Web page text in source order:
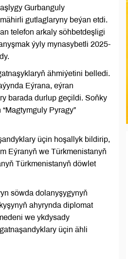
Gurbanguly
gutlaglaryny beýan etdi.
telefon arkaly söhbetdeşligi
ýyly mynasybetli 2025-
ähmiýetini belledi.
Eýrana, eýran
barada durlup geçildi. Soňky
Pyragy”
üçin hoşallyk bildirip,
Eýranyň we Türkmenistanyň
Türkmenistanyň döwlet
söwda dolanyşygynyň
ahyrynda diplomat
we ykdysady
üçin ähli